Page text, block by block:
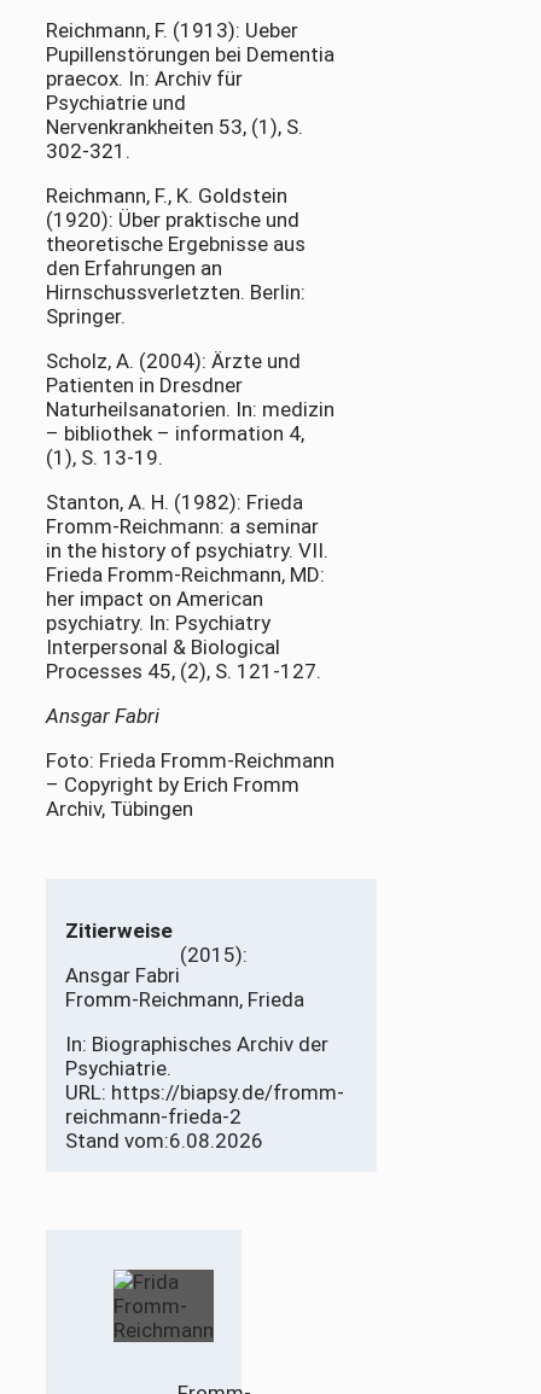
Reichmann, F. (1913): Ueber
Pupillenstörungen bei Dementia
praecox. In: Archiv für
Psychiatrie und
Nervenkrankheiten 53, (1), S.
302-321.
Reichmann, F., K. Goldstein
(1920): Über praktische und
theoretische Ergebnisse aus
den Erfahrungen an
Hirnschussverletzten. Berlin:
Springer.
Scholz, A. (2004): Ärzte und
Patienten in Dresdner
Naturheilsanatorien. In: medizin
– bibliothek – information 4,
(1), S. 13-19.
Stanton, A. H. (1982): Frieda
Fromm-Reichmann: a seminar
in the history of psychiatry. VII.
Frieda Fromm-Reichmann, MD:
her impact on American
psychiatry. In: Psychiatry
Interpersonal & Biological
Processes 45, (2), S. 121-127.
Ansgar Fabri
Foto: Frieda Fromm-Reichmann
– Copyright by Erich Fromm
Archiv, Tübingen
Zitierweise
Ansgar Fabri
(2015):
Fromm-Reichmann, Frieda
In: Biographisches Archiv der
Psychiatrie.
URL: https://biapsy.de/fromm-
reichmann-frieda-2
Stand vom:6.08.2026